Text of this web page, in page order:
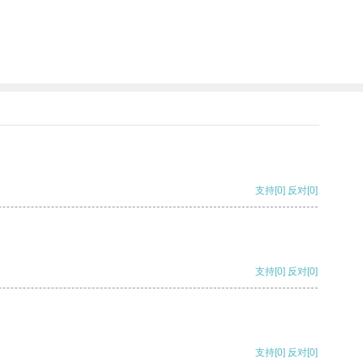
支持[0] 反对[0]
支持[0] 反对[0]
支持[0] 反对[0]